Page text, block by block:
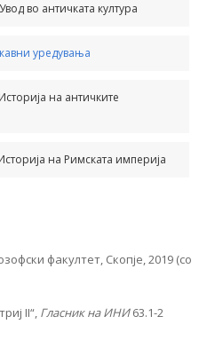
во античката култура
уредувања
на античките
на Римската империја
факултет, Скопје, 2019 (со
II“, Гласник на ИНИ63.1-2